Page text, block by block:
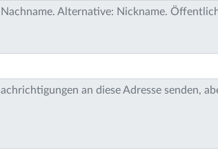
Alternative: Nickname.
an diese Adresse senden,